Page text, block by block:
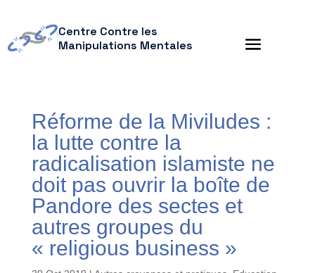
Centre Contre les
Manipulations Mentales
Réforme de la Miviludes :
la lutte contre la
radicalisation islamiste ne
doit pas ouvrir la boîte de
Pandore des sectes et
autres groupes du
« religious business »